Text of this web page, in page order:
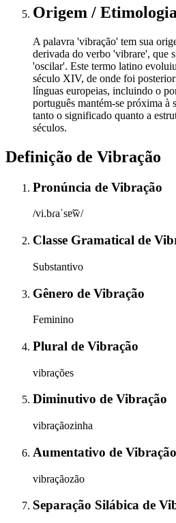
Origem / Etimologia
A palavra 'vibração' tem sua
derivada do verbo 'vibrare', que
'oscilar'. Este termo latino
século XIV, de onde foi
línguas europeias, incluindo o
português mantém-se próxima à
tanto o significado quanto a
séculos.
Definição de Vibração
Pronúncia de Vibração
/vi.bɾaˈsɐ̃w̃/
Classe Gramatical de
Substantivo
Gênero de Vibração
Feminino
Plural de Vibração
vibrações
Diminutivo de Vibração
vibraçãozinha
Aumentativo de Vibração
vibraçãozão
Separação Silábica de